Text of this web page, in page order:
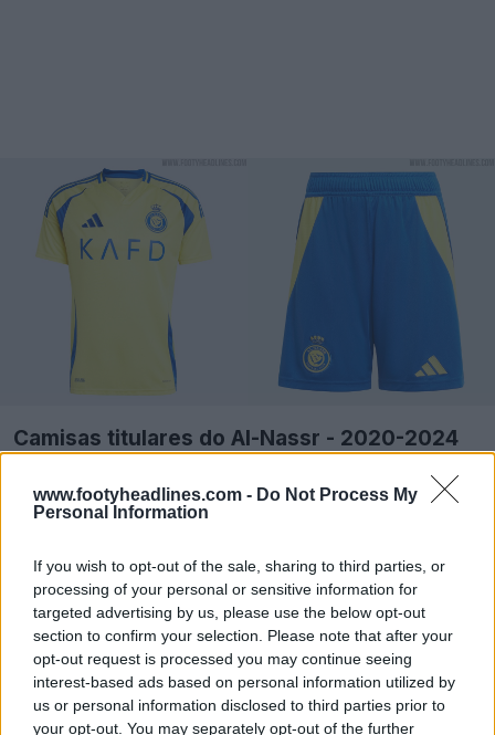
www.footyheadlines.com - Do Not Process My
Personal Information
If you wish to opt-out of the sale, sharing to third parties, or
processing of your personal or sensitive information for
targeted advertising by us, please use the below opt-out
section to confirm your selection. Please note that after your
opt-out request is processed you may continue seeing
interest-based ads based on personal information utilized by
us or personal information disclosed to third parties prior to
your opt-out. You may separately opt-out of the further
Camisas titulares do Al-Nassr - 2020-2024